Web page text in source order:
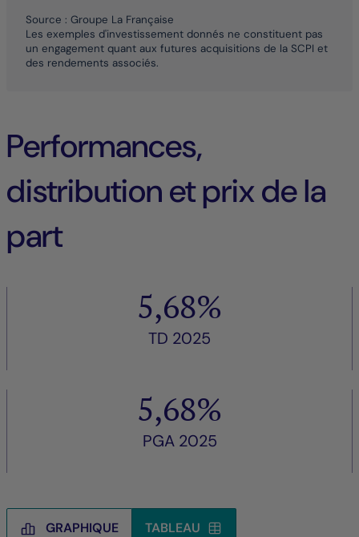
Source : Groupe La Française
Les exemples d'investissement donnés ne constituent pas
un engagement quant aux futures acquisitions de la SCPI et
des rendements associés.
Performances,
distribution et prix de la
part
5,68%
TD 2025
5,68%
PGA 2025
GRAPHIQUE TABLEAU